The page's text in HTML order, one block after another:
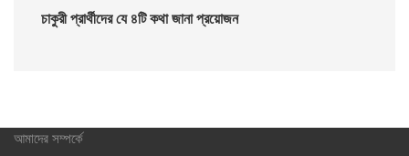
চাকুরী প্রার্থীদের যে ৪টি কথা জানা প্রয়োজন
আমাদের সম্পর্কে